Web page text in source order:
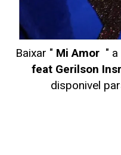
Baixar " Mi Amor "
feat Gerilson
disponivel